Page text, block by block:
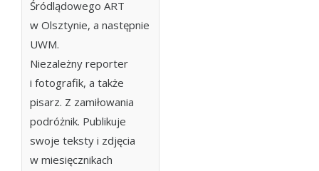
Śródlądowego ART
w Olsztynie, a następnie
UWM.
Niezależny reporter
i fotografik, a także
pisarz. Z zamiłowania
podróżnik. Publikuje
swoje teksty i zdjęcia
w miesięcznikach